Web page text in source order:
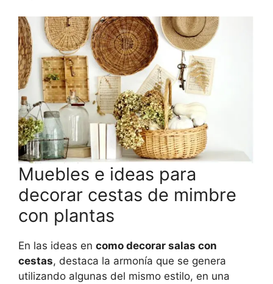
Muebles e ideas para
decorar cestas de mimbre
con plantas
En las ideas en como decorar salas con
cestas, destaca la armonía que se genera
utilizando algunas del mismo estilo, en una